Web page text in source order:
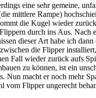
eine sehr gemeine,
mittlere Rampe)
die Kugel wieder
durch ins Aus. Nach
dieser Art habe ich
die Flipper
Fall wieder zurück aufs
zu können, ist ein
Nun macht er noch mehr
vom Flipper ungerecht